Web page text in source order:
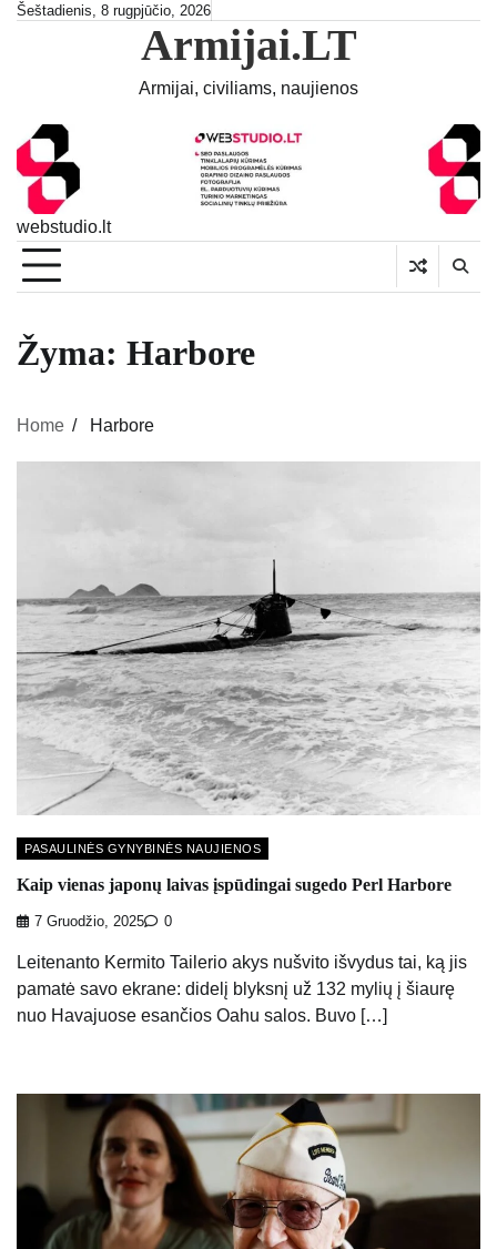
SkipŠeštadienis, 8 rugpjūčio, 2026
Armijai.LT
Armijai, civiliams, naujienos
webstudio.lt
Žyma: Harbore
Home Harbore
PASAULINĖS GYNYBINĖS NAUJIENOS
Kaip vienas japonų laivas įspūdingai sugedo Perl Harbore
7 Gruodžio, 2025 0
Leitenanto Kermito Tailerio akys nušvito išvydus tai, ką jis
pamatė savo ekrane: didelį blyksnį už 132 mylių į šiaurę
nuo Havajuose esančios Oahu salos. Buvo […]